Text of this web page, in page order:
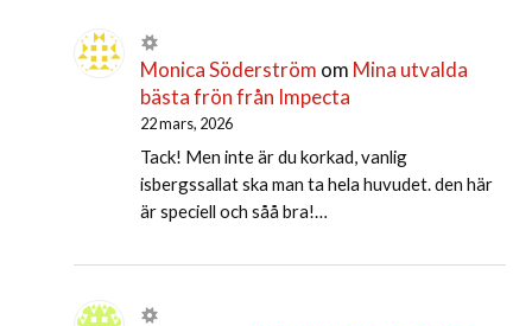
Monica Söderström om Mina utvalda
bästa frön från Impecta
22 mars, 2026
Tack! Men inte är du korkad, vanlig
isbergssallat ska man ta hela huvudet. den här
är speciell och såå bra!…